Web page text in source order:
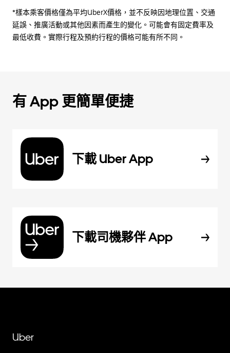
*樣本乘客價格僅為平均UberX價格，並不反映因地理位置、交通
延誤、推廣活動或其他因素而產生的變化。可能會有固定費率及
最低收費。實際行程及預約行程的價格可能有所不同。
有 App 更簡單便捷
下載 Uber App
下載司機夥伴 App
Uber